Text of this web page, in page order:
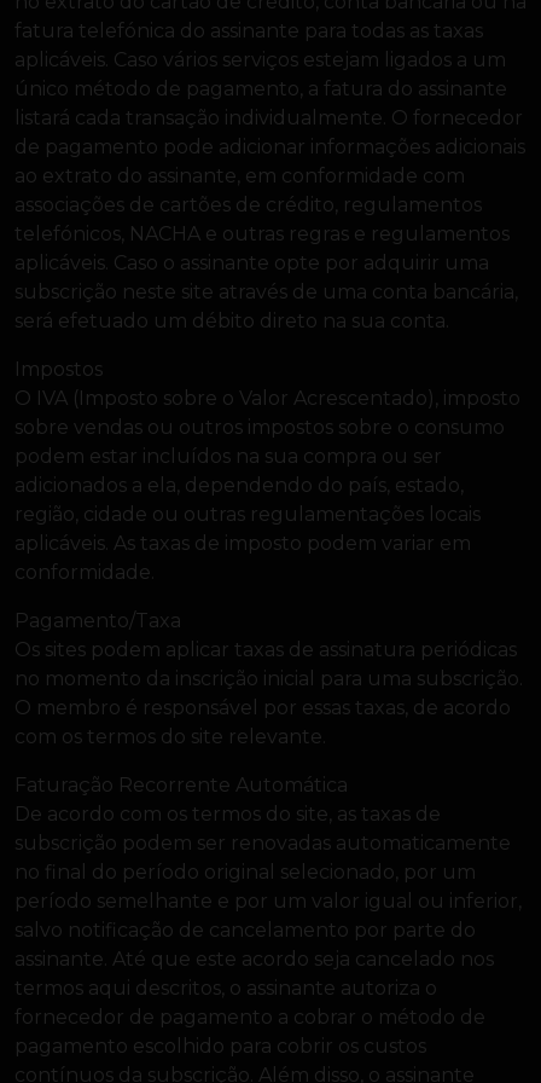
fatura telefónica do assinante para todas as taxas
aplicáveis. Caso vários serviços estejam ligados a um
único método de pagamento, a fatura do assinante
listará cada transação individualmente. O fornecedor
de pagamento pode adicionar informações adicionais
ao extrato do assinante, em conformidade com
associações de cartões de crédito, regulamentos
telefónicos, NACHA e outras regras e regulamentos
aplicáveis. Caso o assinante opte por adquirir uma
subscrição neste site através de uma conta bancária,
será efetuado um débito direto na sua conta.
Impostos
O IVA (Imposto sobre o Valor Acrescentado), imposto
sobre vendas ou outros impostos sobre o consumo
podem estar incluídos na sua compra ou ser
adicionados a ela, dependendo do país, estado,
região, cidade ou outras regulamentações locais
aplicáveis. As taxas de imposto podem variar em
conformidade.
Pagamento/Taxa
Os sites podem aplicar taxas de assinatura periódicas
no momento da inscrição inicial para uma subscrição.
O membro é responsável por essas taxas, de acordo
com os termos do site relevante.
Faturação Recorrente Automática
De acordo com os termos do site, as taxas de
subscrição podem ser renovadas automaticamente
no final do período original selecionado, por um
período semelhante e por um valor igual ou inferior,
salvo notificação de cancelamento por parte do
assinante. Até que este acordo seja cancelado nos
termos aqui descritos, o assinante autoriza o
fornecedor de pagamento a cobrar o método de
pagamento escolhido para cobrir os custos
contínuos da subscrição. Além disso, o assinante